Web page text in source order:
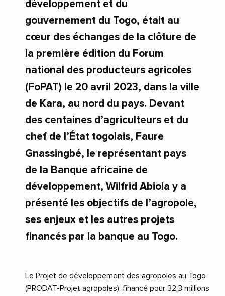
développement et du
gouvernement du Togo, était au
cœur des échanges de la clôture de
la première édition du Forum
national des producteurs agricoles
(FoPAT) le 20 avril 2023, dans la ville
de Kara, au nord du pays. Devant
des centaines d’agriculteurs et du
chef de l’État togolais, Faure
Gnassingbé, le représentant pays
de la Banque africaine de
développement, Wilfrid Abiola y a
présenté les objectifs de l’agropole,
ses enjeux et les autres projets
financés par la banque au Togo.
Le Projet de développement des agropoles au Togo
(PRODAT-Projet agropoles), financé pour 32,3 millions